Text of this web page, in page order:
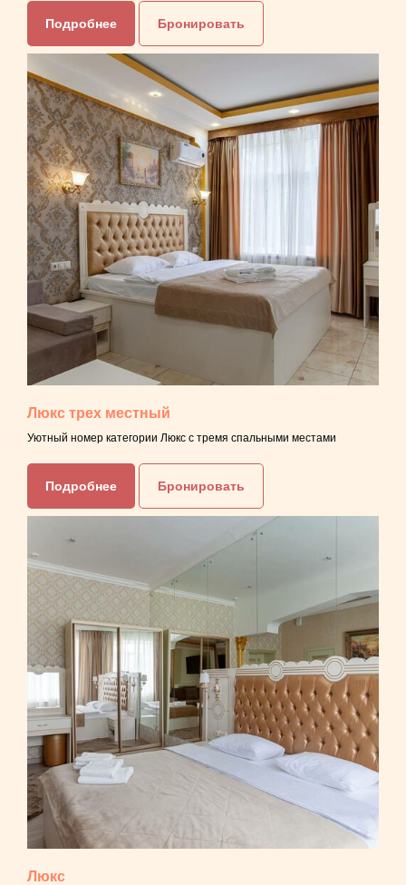
Подробнее Бронировать
Люкс трех местный
Уютный номер категории Люкс с тремя спальными местами
Подробнее Бронировать
Люкс